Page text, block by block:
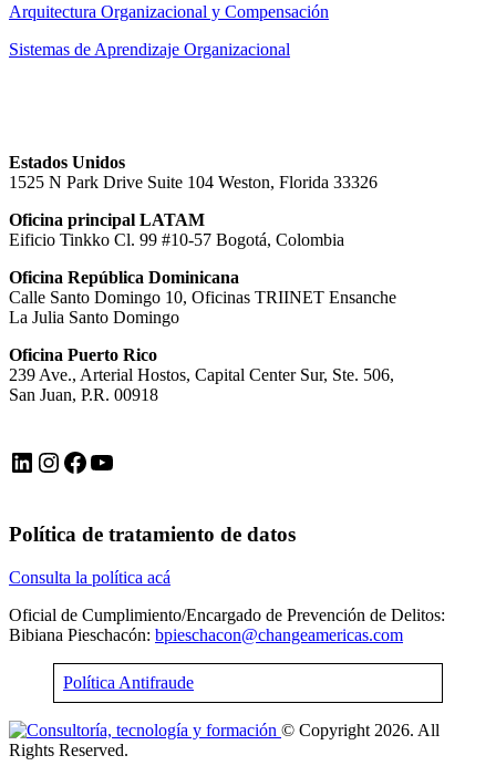
Arquitectura Organizacional y Compensación
Sistemas de Aprendizaje Organizacional
Estados Unidos
1525 N Park Drive Suite 104 Weston, Florida 33326
Oficina principal LATAM
Eificio Tinkko Cl. 99 #10-57 Bogotá, Colombia
Oficina República Dominicana
Calle Santo Domingo 10, Oficinas TRIINET Ensanche
La Julia Santo Domingo
Oficina Puerto Rico
239 Ave., Arterial Hostos, Capital Center Sur, Ste. 506,
San Juan, P.R. 00918
LinkedIn Instagram Facebook YouTube
Política de tratamiento de datos
Consulta la política acá
Oficial de Cumplimiento/Encargado de Prevención de Delitos:
Bibiana Pieschacón: bpieschacon@changeamericas.com
Política Antifraude
© Copyright 2026. All
Rights Reserved.